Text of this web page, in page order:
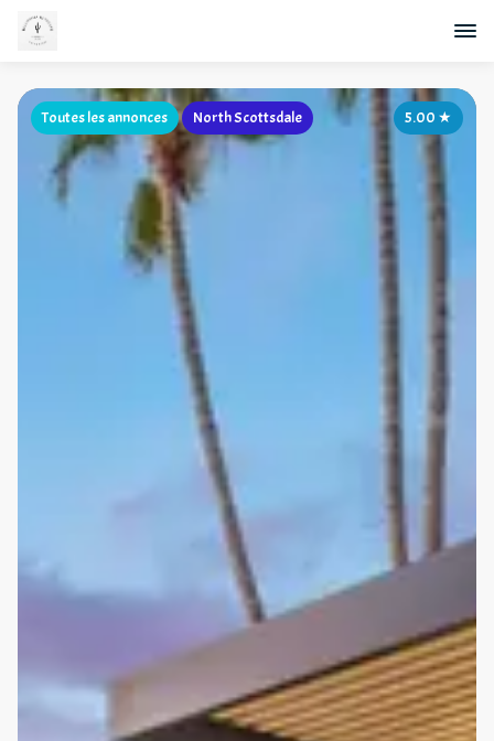
5.00 ★
Toutes les annonces North Scottsdale